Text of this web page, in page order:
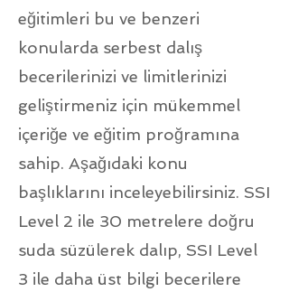
eğitimleri bu ve benzeri
konularda serbest dalış
becerilerinizi ve limitlerinizi
geliştirmeniz için mükemmel
içeriğe ve eğitim proğramına
sahip. Aşağıdaki konu
başlıklarını inceleyebilirsiniz. SSI
Level 2 ile 30 metrelere doğru
suda süzülerek dalıp, SSI Level
3 ile daha üst bilgi becerilere